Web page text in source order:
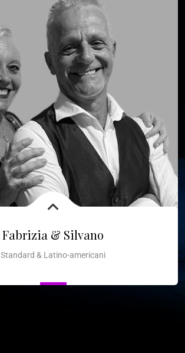
Fabrizia & Silvano
Standard & Latino-americani